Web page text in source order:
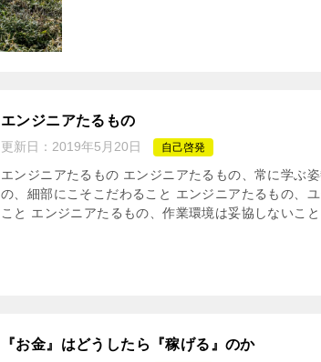
エンジニアたるもの
更新日： 2019年5月20日 自己啓発
エンジニアたるもの エンジニアたるもの、常に学ぶ
の、細部にこそこだわること エンジニアたるもの、
こと エンジニアたるもの、作業環境は妥協しないこ
『お金』はどうしたら『稼げる』のか